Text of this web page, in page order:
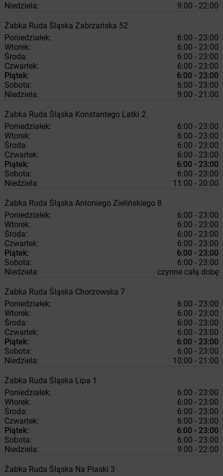
Niedziela:
9:00 - 22:00
Żabka Ruda Śląska Zabrzańska 52
Poniedziałek:
6:00 - 23:00
Wtorek:
6:00 - 23:00
Środa:
6:00 - 23:00
Czwartek:
6:00 - 23:00
Piątek:
6:00 - 23:00
Sobota:
6:00 - 23:00
Niedziela:
9:00 - 21:00
Żabka Ruda Śląska Konstantego Latki 2
Poniedziałek:
6:00 - 23:00
Wtorek:
6:00 - 23:00
Środa:
6:00 - 23:00
Czwartek:
6:00 - 23:00
Piątek:
6:00 - 23:00
Sobota:
6:00 - 23:00
Niedziela:
11:00 - 20:00
Żabka Ruda Śląska Antoniego Zielińskiego 8
Poniedziałek:
6:00 - 23:00
Wtorek:
6:00 - 23:00
Środa:
6:00 - 23:00
Czwartek:
6:00 - 23:00
Piątek:
6:00 - 23:00
Sobota:
6:00 - 23:00
Niedziela:
czynne całą dobę
Żabka Ruda Śląska Chorzowska 7
Poniedziałek:
6:00 - 23:00
Wtorek:
6:00 - 23:00
Środa:
6:00 - 23:00
Czwartek:
6:00 - 23:00
Piątek:
6:00 - 23:00
Sobota:
6:00 - 23:00
Niedziela:
10:00 - 21:00
Żabka Ruda Śląska Lipa 1
Poniedziałek:
6:00 - 23:00
Wtorek:
6:00 - 23:00
Środa:
6:00 - 23:00
Czwartek:
6:00 - 23:00
Piątek:
6:00 - 23:00
Sobota:
6:00 - 23:00
Niedziela:
9:00 - 22:00
Żabka Ruda Śląska Na Piaski 3